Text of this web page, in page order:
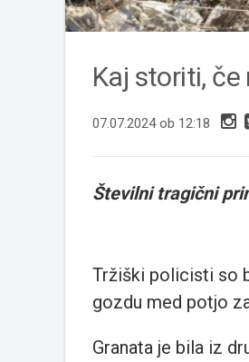
Kaj storiti,
07.07.2024 ob 12:18
Številni tragični
Tržiški policisti so
gozdu med potjo
Granata je bila iz